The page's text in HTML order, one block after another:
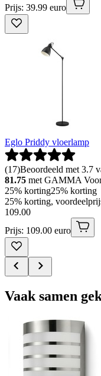
Prijs: 39.99 euro
Eglo Priddy vloerlamp
(17)Beoordeeld met 3.7
81.75 met GAMMA
25% korting25% korting
25% korting,
109.00
Prijs: 109.00 euro
Vaak samen